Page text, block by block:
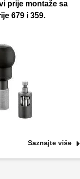
prije montaže sa
679 i 359.
Saznajte više